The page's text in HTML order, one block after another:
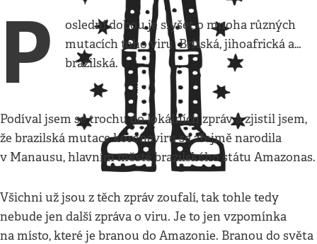
P
oslední dobou je slyšet o mnoha různých
mutacích toho viru. Britská, jihoafrická a…
brazilská.
Podíval jsem se trochu do lokálních zpráv a zjistil jsem,
že brazilská mutace koronaviru se zřejmě narodila
v Manausu, hlavním městě brazilského státu Amazonas.
Všichni už jsou z těch zpráv zoufalí, tak tohle tedy
nebude jen další zpráva o viru. Je to jen vzpomínka
na místo, které je branou do Amazonie. Branou do světa